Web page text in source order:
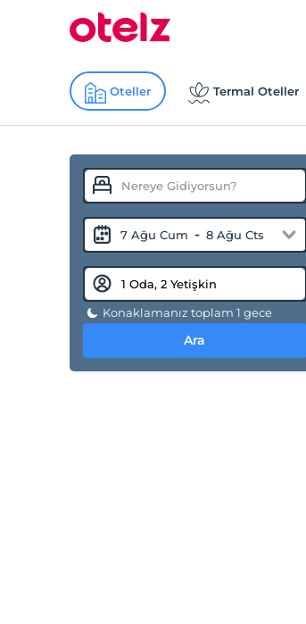
Oteller Termal Oteller
7 Ağu Cum - 8 Ağu Cts
Konaklamanız toplam 1 gece
Ara